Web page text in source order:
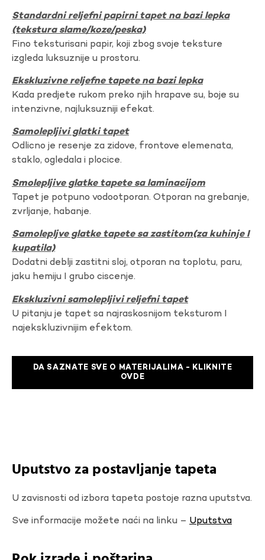
Standardni reljefni papirni tapet na bazi lepka
(tekstura slame/koze/peska)
Fino teksturisani papir, koji zbog svoje teksture
izgleda luksuznije u prostoru.
Ekskluzivne reljefne tapete na bazi lepka
Kada predjete rukom preko njih hrapave su, boje su
intenzivne, najluksuzniji efekat.
Samolepljivi glatki tapet
Odlicno je resenje za zidove, frontove elemenata,
staklo, ogledala i plocice.
Smolepljive glatke tapete sa laminacijom
Tapet je potpuno vodootporan. Otporan na grebanje,
zvrljanje, habanje.
Samolepljve glatke tapete sa zastitom(za kuhinje I
kupatila)
Dodatni deblji zastitni sloj, otporan na toplotu, paru,
jaku hemiju I grubo ciscenje.
Ekskluzivni samolepljivi reljefni tapet
U pitanju je tapet sa najraskosnijom teksturom I
najekskluzivnijim efektom.
DA SAZNATE SVE O MATERIJALIMA - KLIKNITE
OVDE
Uputstvo za postavljanje tapeta
U zavisnosti od izbora tapeta postoje razna uputstva.
Sve informacije možete naći na linku – Uputstva